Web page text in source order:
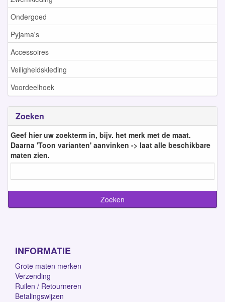
Ondergoed
Pyjama's
Accessoires
Veiligheidskleding
Voordeelhoek
Zoeken
Geef hier uw zoekterm in, bijv. het merk met de maat.
Daarna 'Toon varianten' aanvinken -> laat alle beschikbare
maten zien.
INFORMATIE
Grote maten merken
Verzending
Ruilen / Retourneren
Betalingswijzen